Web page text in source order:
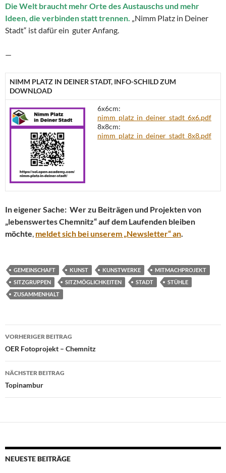
Die Welt braucht mehr Orte des Austauschs und mehr
Ideen, die verbinden statt trennen. „Nimm Platz in Deiner
Stadt“ ist dafür ein guter Anfang.
—
NIMM PLATZ IN DEINER STADT, INFO-SCHILD ZUM
DOWNLOAD
6x6cm:
nimm_platz_in_deiner_stadt_6x6.pdf
8x8cm:
nimm_platz_in_deiner_stadt_8x8.pdf
In eigener Sache: Wer zu Beiträgen und Projekten von
„lebenswertes Chemnitz“ auf dem Laufenden bleiben
möchte, meldet sich bei unserem „Newsletter“ an.
GEMEINSCHAFT KUNST KUNSTWERKE
MITMACHPROJEKT
SITZGRUPPEN
SITZMÖGLICHKEITEN STADT
STÜHLE
ZUSAMMENHALT
Beitragsnavigation
VORHERIGER BEITRAG
OER Fotoprojekt – Chemnitz
NÄCHSTER BEITRAG
Topinambur
NEUESTE BEITRÄGE